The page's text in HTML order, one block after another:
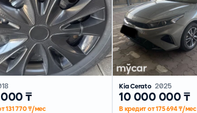
₸
131 770 ₸/мес
Kia Cerato 2025
10 000 000 ₸
В кредит от 175 694 ₸/мес